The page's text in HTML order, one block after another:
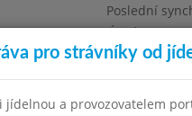
Poslední
Úterý
680
pro strávníky od
jídelnou a provozovatelem